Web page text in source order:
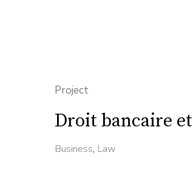
Project
Droit bancaire
Business, Law